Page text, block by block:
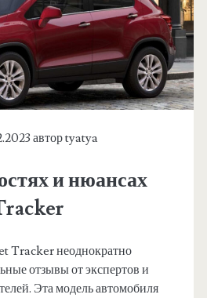
авторtyatya
и нюансах
Tracker неоднократно
отзывы от экспертов и
Эта модель автомобиля